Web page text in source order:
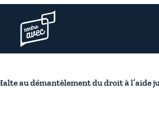
Page d’accueil l’association
au démantèlement du droit à l’aide